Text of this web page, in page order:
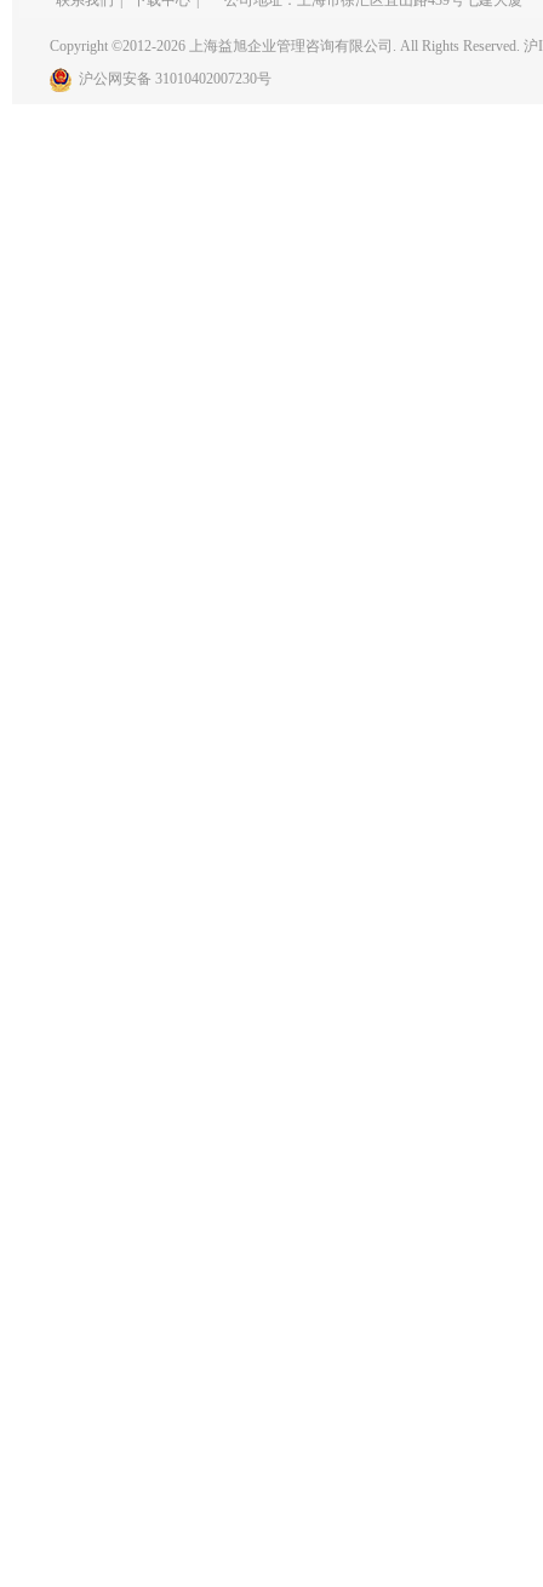
Copyright ©2012-2026 上海益旭企业管理咨询有限公司. All Rights Reserved. 沪
沪公网安备 31010402007230号